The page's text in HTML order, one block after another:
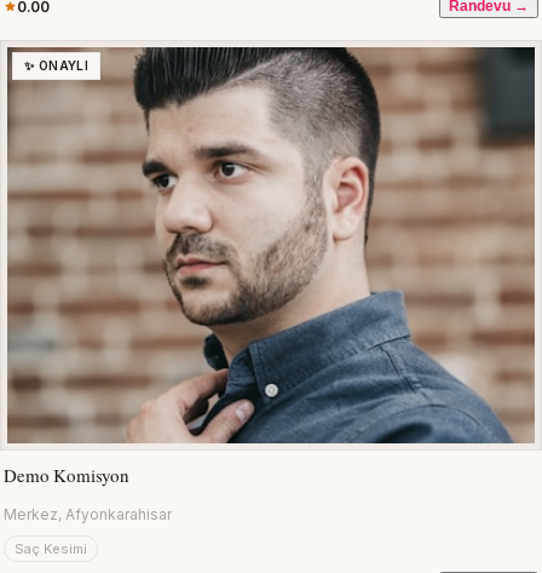
0.00 Randevu →
✨ ONAYLI
Demo Komisyon
Merkez, Afyonkarahisar
Saç Kesimi